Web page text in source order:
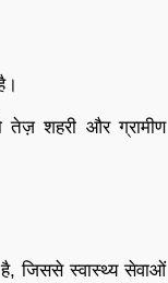
शहरी और ग्रामीण
जिससे स्वास्थ्य सेवाओं